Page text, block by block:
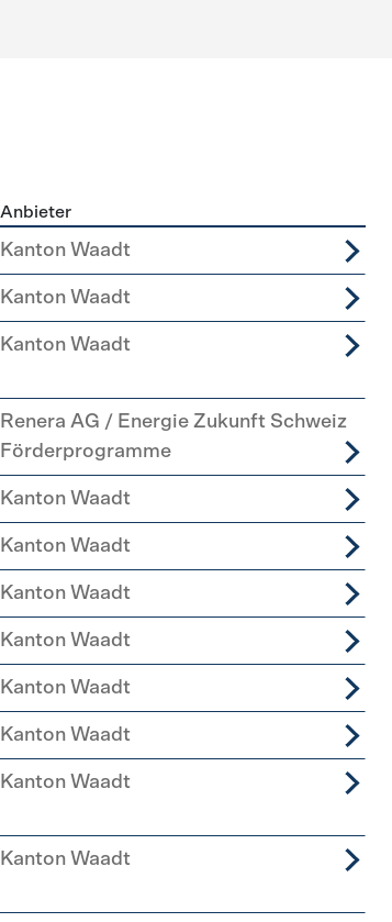
Anbieter
Kanton Waadt
Kanton Waadt
Kanton Waadt
Renera AG / Energie Zukunft Schweiz
Förderprogramme
Kanton Waadt
Kanton Waadt
Kanton Waadt
Kanton Waadt
Kanton Waadt
Kanton Waadt
Kanton Waadt
Kanton Waadt